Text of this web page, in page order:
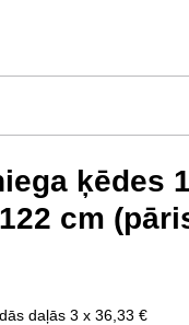
ķēdes
cm
daļās 3 x 36,33 €